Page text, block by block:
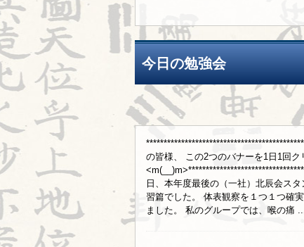
今日の勉強会
の皆様、 この2つのバナーを1日1回ク
日、本年度最後の（一社）北辰会ス
習篇でした。 体表観察を１つ１つ確
ました。 私のグループでは、喉の痛